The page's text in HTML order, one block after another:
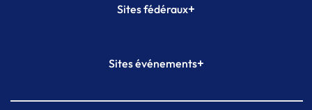
Sites fédéraux+
Plateforme Formation
Sites événements+
Meeting de Paris indoor